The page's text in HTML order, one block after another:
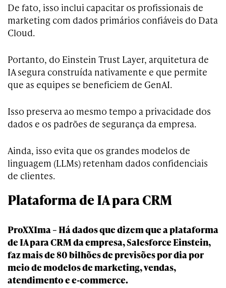
De fato, isso inclui capacitar os profissionais de
marketing com dados primários confiáveis do Data
Cloud.
Portanto, do Einstein Trust Layer, arquitetura de
IA segura construída nativamente e que permite
que as equipes se beneficiem de GenAI.
Isso preserva ao mesmo tempo a privacidade dos
dados e os padrões de segurança da empresa.
Ainda, isso evita que os grandes modelos de
linguagem (LLMs) retenham dados confidenciais
de clientes.
Plataforma de IA para CRM
ProXXIma – Há dados que dizem que a plataforma
de IA para CRM da empresa, Salesforce Einstein,
faz mais de 80 bilhões de previsões por dia por
meio de modelos de marketing, vendas,
atendimento e e-commerce.